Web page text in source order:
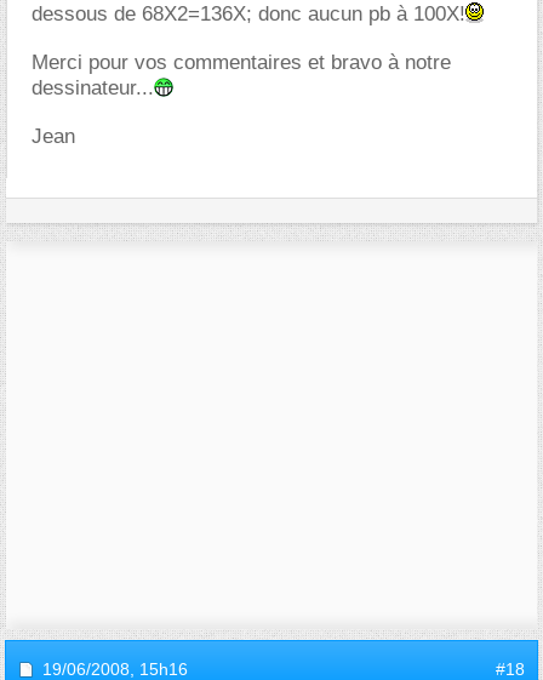
dessous de 68X2=136X; donc aucun pb à 100X!
Merci pour vos commentaires et bravo à notre
dessinateur...
Jean
19/06/2008, 15h16 #18